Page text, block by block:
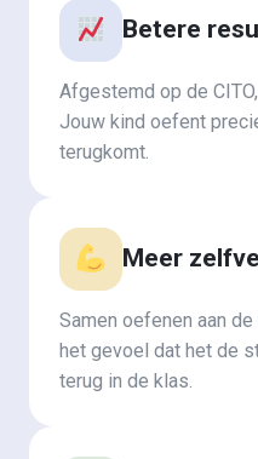
Betere
Afgestemd op de
Jouw kind oefent
terugkomt.
Meer
Samen oefenen aan
het gevoel dat het de
terug in de klas.